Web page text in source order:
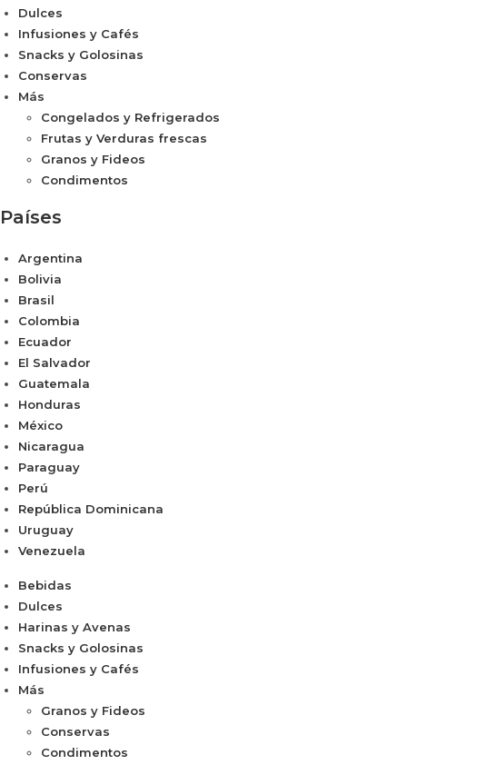
Dulces
Infusiones y Cafés
Snacks y Golosinas
Conservas
Más
Congelados y Refrigerados
Frutas y Verduras frescas
Granos y Fideos
Condimentos
Países
Argentina
Bolivia
Brasil
Colombia
Ecuador
El Salvador
Guatemala
Honduras
México
Nicaragua
Paraguay
Perú
República Dominicana
Uruguay
Venezuela
Bebidas
Dulces
Harinas y Avenas
Snacks y Golosinas
Infusiones y Cafés
Más
Granos y Fideos
Conservas
Condimentos